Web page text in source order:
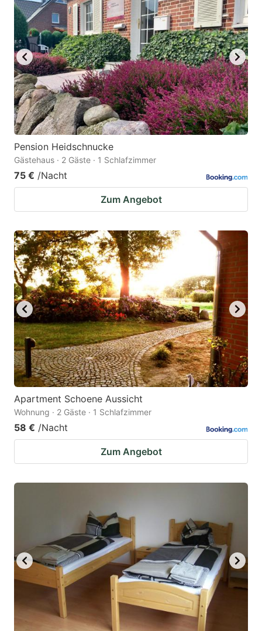
Pension Heidschnucke
Gästehaus · 2 Gäste · 1 Schlafzimmer
75 € /Nacht
Zum Angebot
Apartment Schoene Aussicht
Wohnung · 2 Gäste · 1 Schlafzimmer
58 € /Nacht
Zum Angebot